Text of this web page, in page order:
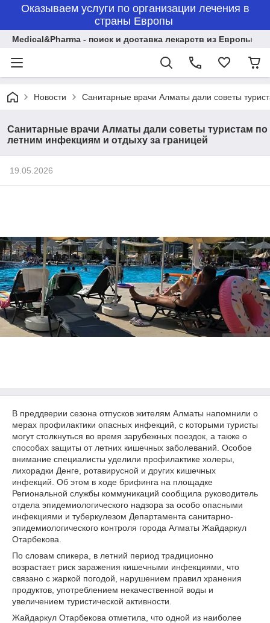
Оказываем услуги по организации лечения в
страны Европы
Medical&Pharma - поиск и доставка лекарств из Европы
Новости Санитарные врачи Алматы дали советы
Санитарные врачи Алматы дали советы туристам по
летним инфекциям и отдыху за границей
19.05.2026
В преддверии сезона отпусков жителям Алматы напомнили о
мерах профилактики опасных инфекций, с которыми туристы
могут столкнуться во время зарубежных поездок, а также о
способах защиты от летних кишечных заболеваний. Особое
внимание специалисты уделили профилактике холеры,
лихорадки Денге, ротавирусной и других кишечных
инфекций. Об этом в ходе брифинга на площадке
Региональной службы коммуникаций сообщила руководитель
отдела эпидемиологического надзора за особо опасными
инфекциями и туберкулезом Департамента санитарно-
эпидемиологического контроля города Алматы Жайдаркул
Отарбекова.
По словам спикера, в летний период традиционно
возрастает риск заражения кишечными инфекциями, что
связано с жаркой погодой, нарушением правил хранения
продуктов, употреблением некачественной воды и
увеличением туристической активности.
Жайдаркул Отарбекова отметила, что одной из наиболее